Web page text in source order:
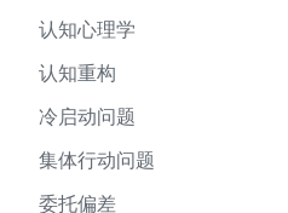
认知心理学
认知重构
冷启动问题
集体行动问题
委托偏差